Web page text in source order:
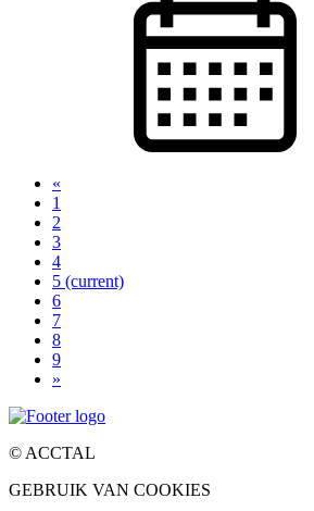
«
1
2
3
4
5 (current)
6
7
8
9
»
© ACCTAL
GEBRUIK VAN COOKIES